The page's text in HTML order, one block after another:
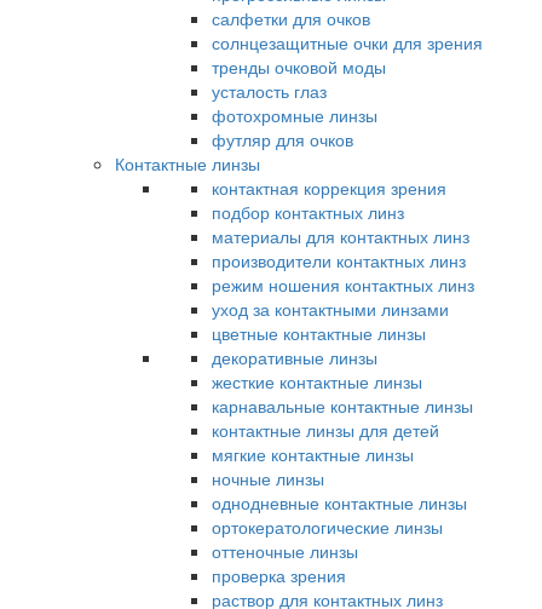
салфетки для очков
солнцезащитные очки для зрения
тренды очковой моды
усталость глаз
фотохромные линзы
футляр для очков
Контактные линзы
контактная коррекция зрения
подбор контактных линз
материалы для контактных линз
производители контактных линз
режим ношения контактных линз
уход за контактными линзами
цветные контактные линзы
декоративные линзы
жесткие контактные линзы
карнавальные контактные линзы
контактные линзы для детей
мягкие контактные линзы
ночные линзы
однодневные контактные линзы
ортокератологические линзы
оттеночные линзы
проверка зрения
раствор для контактных линз